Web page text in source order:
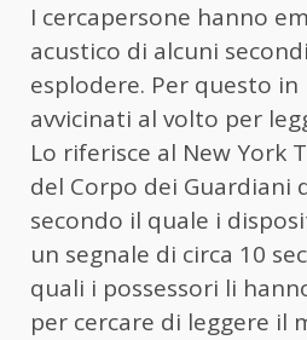
I cercapersone hanno
acustico di alcuni
esplodere. Per questo
avvicinati al volto per
Lo riferisce al New York
del Corpo dei Guardiani
secondo il quale i
un segnale di circa 10
quali i possessori li
per cercare di leggere il